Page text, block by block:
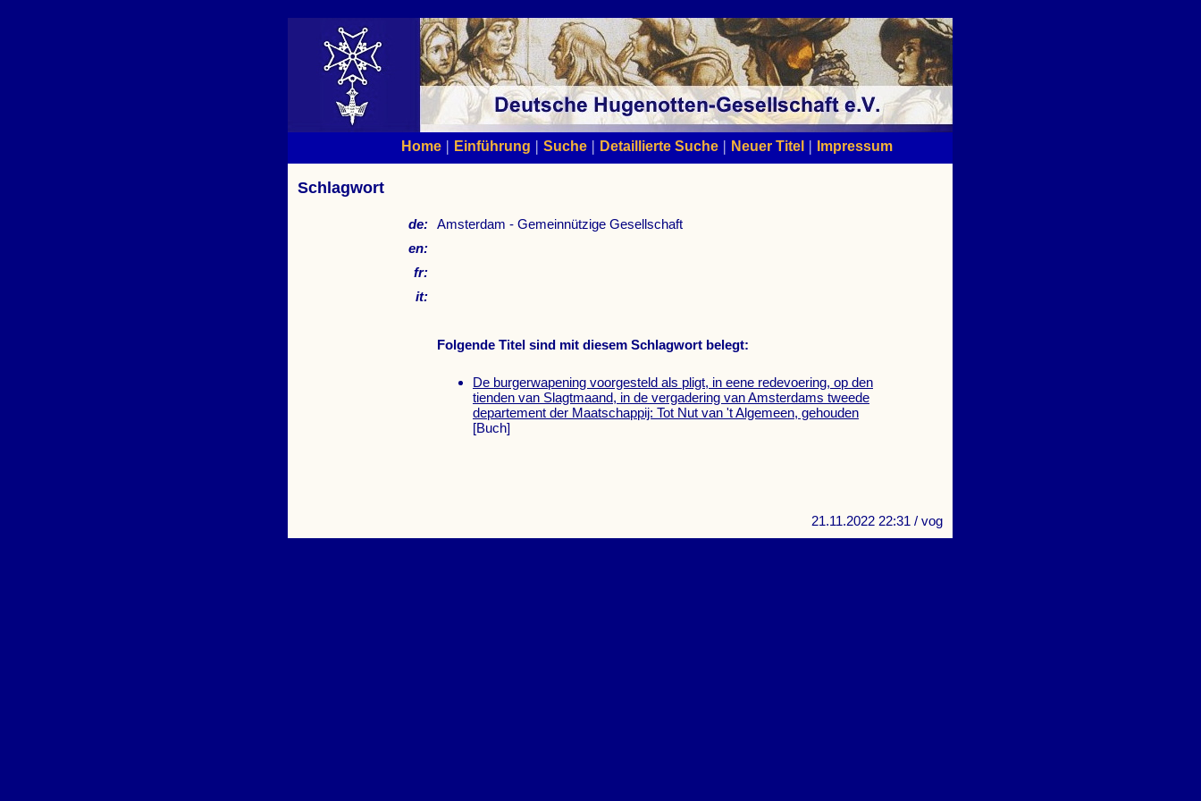
Home | Einführung | Suche | Detaillierte Suche | Neuer Titel | Impressum
Schlagwort
de: Amsterdam - Gemeinnützige Gesellschaft
en:
fr:
it:
Folgende Titel sind mit diesem Schlagwort belegt:
De burgerwapening voorgesteld als pligt, in eene redevoering, op den
tienden van Slagtmaand, in de vergadering van Amsterdams tweede
departement der Maatschappij: Tot Nut van 't Algemeen, gehouden
[Buch]
21.11.2022 22:31 / vog